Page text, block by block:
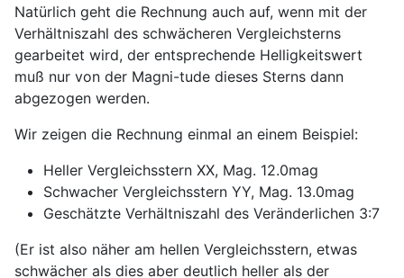
Natürlich geht die Rechnung auch auf, wenn mit der
Verhältniszahl des schwächeren Vergleichsterns
gearbeitet wird, der entsprechende Helligkeitswert
muß nur von der Magni-tude dieses Sterns dann
abgezogen werden.
Wir zeigen die Rechnung einmal an einem Beispiel:
Heller Vergleichsstern XX, Mag. 12.0mag
Schwacher Vergleichsstern YY, Mag. 13.0mag
Geschätzte Verhältniszahl des Veränderlichen 3:7
(Er ist also näher am hellen Vergleichsstern, etwas
schwächer als dies aber deutlich heller als der